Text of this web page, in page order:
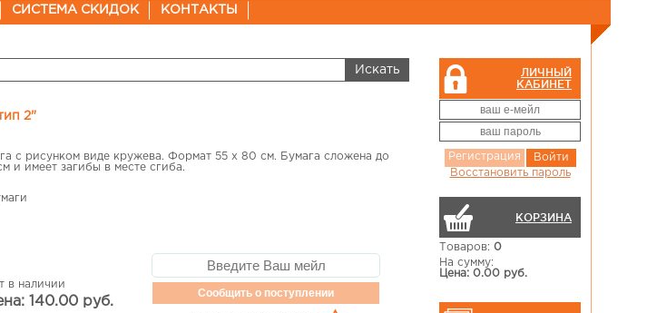
СИСТЕМА СКИДОК КОНТАКТЫ
ЛИЧНЫЙ
КАБИНЕТ
Регистрация
Войти
Восстановить пароль
КОРЗИНА
Товаров: 0
На сумму:
Цена: 0.00 руб.
2"
с рисунком виде кружева. Формат 55 х 80 см. Бумага сложена до
и имеет загибы в месте сгиба.
в наличии
140.00 руб.
Сообщить о поступлении